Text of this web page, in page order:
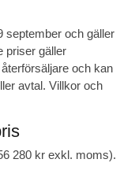
september och gäller
priser gäller
och kan
avtal. Villkor och
280 kr exkl. moms).